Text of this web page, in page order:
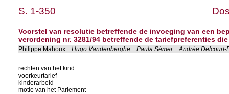
S. 1-350
Voorstel van resolutie betreffende de invoeging van een
verordening nr. 3281/94 betreffende de tariefpreferenties
Philippe Mahoux Hugo Vandenberghe Paula Sémer Andrée Delcourt-
rechten van het kind
voorkeurtarief
kinderarbeid
motie van het Parlement